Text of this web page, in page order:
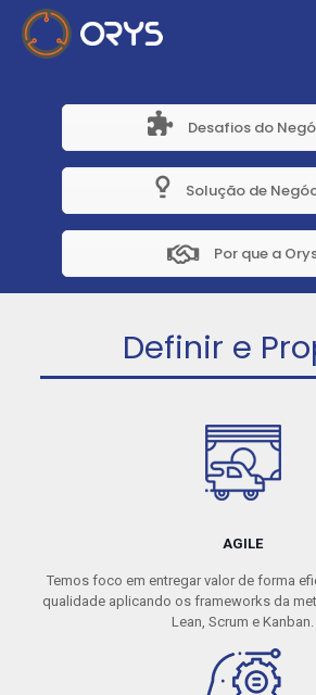
Desafios do
Solução de
Por que a
Definir e
AGILE
Temos foco em entregar valor de forma
qualidade aplicando os frameworks da
Lean, Scrum e Kanban.